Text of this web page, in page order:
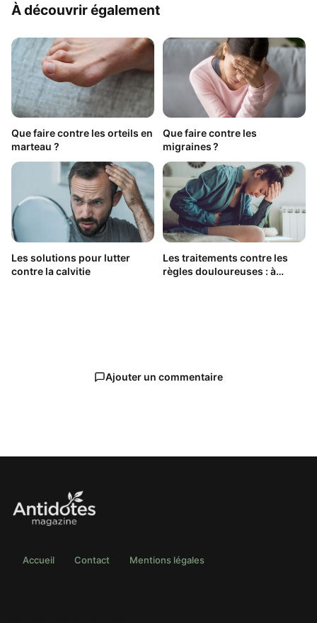
À découvrir également
Que faire contre les orteils en
marteau ?
Que faire contre les
migraines ?
Les solutions pour lutter
contre la calvitie
Les traitements contre les
règles douloureuses : à
Ajouter un commentaire
Accueil Contact Mentions légales